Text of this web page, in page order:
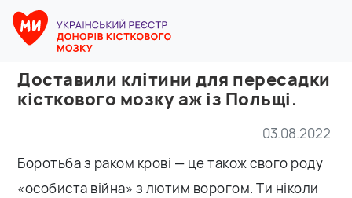
Доставили клітини для пересадки
кісткового мозку аж із Польщі.
03.08.2022
Боротьба з раком крові — це також свого роду
«особиста війна» з лютим ворогом. Ти ніколи